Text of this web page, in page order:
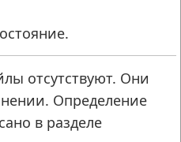
отсутствуют. Они
Определение
в разделе